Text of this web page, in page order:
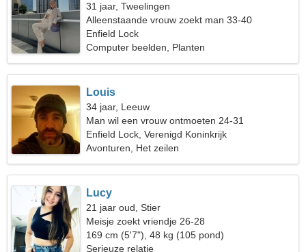
31 jaar, Tweelingen
Alleenstaande vrouw zoekt man 33-40
Enfield Lock
Computer beelden, Planten
Louis
34 jaar, Leeuw
Man wil een vrouw ontmoeten 24-31
Enfield Lock, Verenigd Koninkrijk
Avonturen, Het zeilen
Lucy
21 jaar oud, Stier
Meisje zoekt vriendje 26-28
169 cm (5'7"), 48 kg (105 pond)
Serieuze relatie